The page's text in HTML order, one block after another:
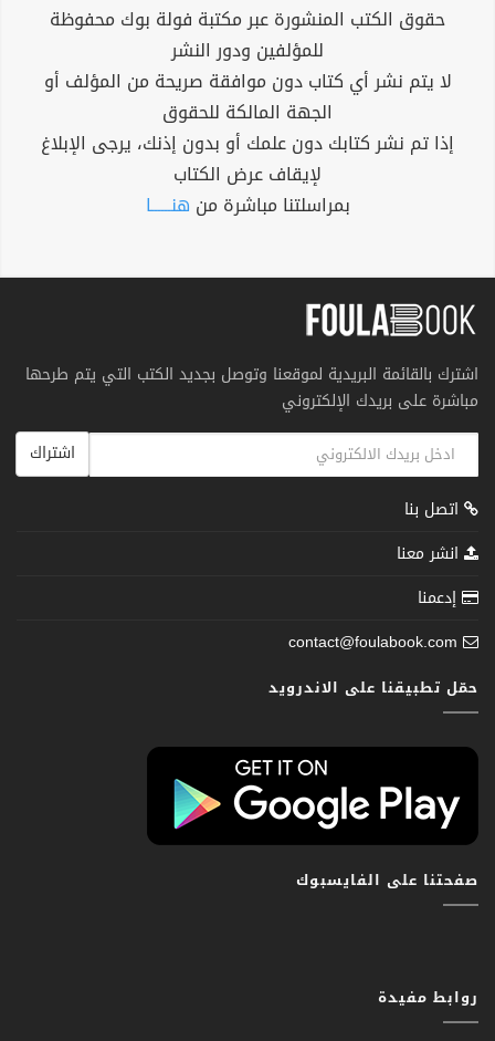
حقوق الكتب المنشورة عبر مكتبة فولة بوك محفوظة
للمؤلفين ودور النشر
لا يتم نشر أي كتاب دون موافقة صريحة من المؤلف أو
الجهة المالكة للحقوق
إذا تم نشر كتابك دون علمك أو بدون إذنك، يرجى الإبلاغ
لإيقاف عرض الكتاب
بمراسلتنا مباشرة من هنــــــا
اشترك بالقائمة البريدية لموقعنا وتوصل بجديد الكتب التي يتم طرحها
مباشرة على بريدك الإلكتروني
اشتراك
اتصل بنا
انشر معنا
إدعمنا
contact@foulabook.com
حمّل تطبيقنا على الاندرويد
صفحتنا على الفايسبوك
روابط مفيدة